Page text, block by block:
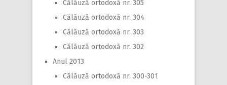
Călăuză ortodoxă nr. 305
Călăuză ortodoxă nr. 304
Călăuză ortodoxă nr. 303
Călăuză ortodoxă nr. 302
Anul 2013
Călăuză ortodoxă nr. 300-301